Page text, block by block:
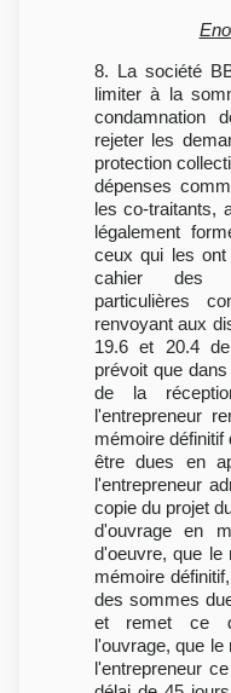
8. La société
limiter à la
condamnation
rejeter les
protection
dépenses
les co-traitants,
légalement
ceux qui les
cahier des
particulières
renvoyant aux
19.6 et 20.4
prévoit que
de la
l'entrepreneur
mémoire
être dues en
l'entrepreneur
copie du projet
d'ouvrage en
d'oeuvre, que le
mémoire
des sommes
et remet ce
l'ouvrage, que
l'entrepreneur